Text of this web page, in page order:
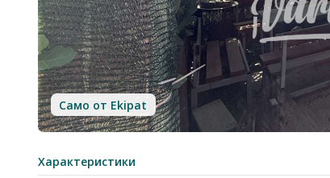
Само от Ekipat
Характеристики